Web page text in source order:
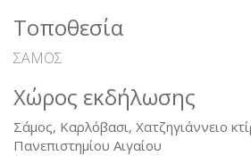
Τοποθεσία
ΣΑΜΟΣ
Χώρος εκδήλωσης
Σάμος, Καρλόβασι, Χατζηγιάννειο
Πανεπιστημίου Αιγαίου